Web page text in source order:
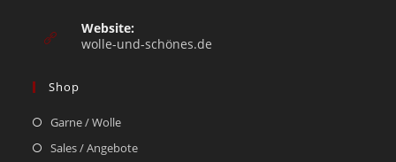
Website:
wolle-und-schönes.de
Shop
Garne / Wolle
Sales / Angebote